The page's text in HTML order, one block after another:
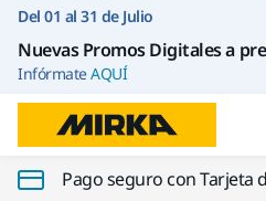
Del 01 al 31 de Julio
Nuevas Promos Digitales a
InfórmateAQUÍ
Pago seguro con Tarjeta